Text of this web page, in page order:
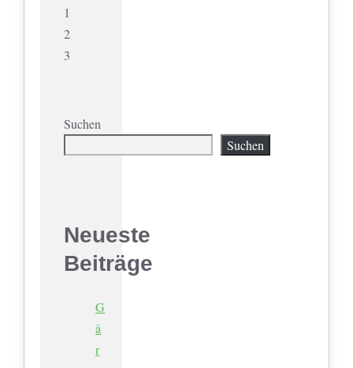
1
2
3
Suchen
Suchen
Neueste
Beiträge
G
ä
r